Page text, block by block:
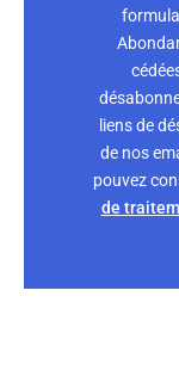
liens de
de nos
pouvez
de